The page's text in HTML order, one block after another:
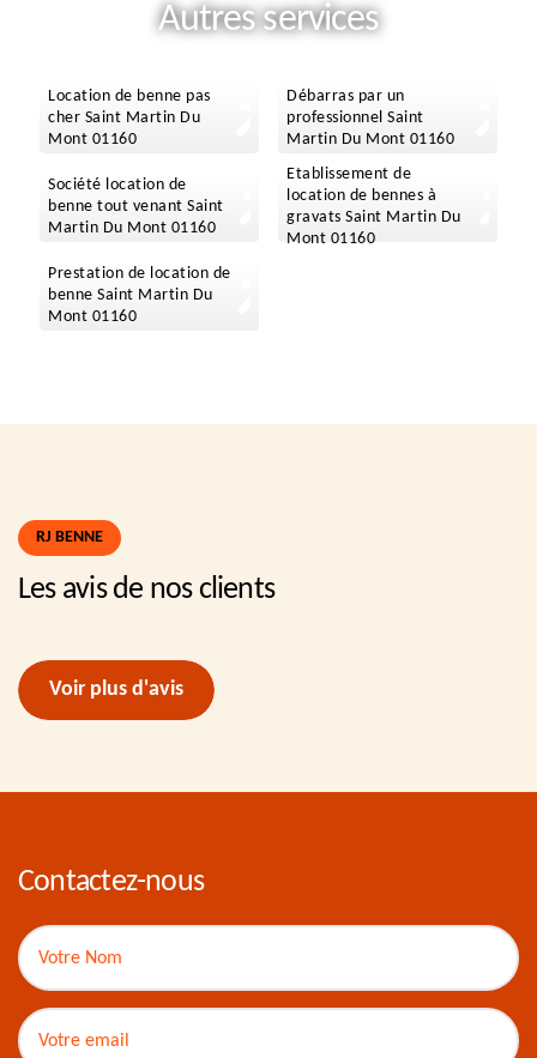
Autres services
Location de benne pas
cher Saint Martin Du
Mont 01160
Débarras par un
professionnel Saint
Martin Du Mont 01160
Société location de
benne tout venant Saint
Martin Du Mont 01160
Etablissement de
location de bennes à
gravats Saint Martin Du
Mont 01160
Prestation de location de
benne Saint Martin Du
Mont 01160
RJ BENNE
Les avis de nos clients
Voir plus d'avis
Contactez-nous